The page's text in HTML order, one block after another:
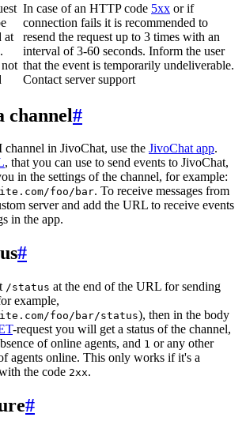
at
In case of an HTTP code 5xx or if
connection fails it is recommended to
resend the request up to 3 times with an
interval of 3-60 seconds. Inform the user
that the event is temporarily undeliverable.
Contact server support
channel#
channel in JivoChat, use the JivoChat app.
, that you can use to send events to JivoChat,
in the settings of the channel, for example:
foo/bar. To receive messages from
server and add the URL to receive events
in the app.
#
/status at the end of the URL for sending
example,
foo/bar/status), then in the body
-request you will get a status of the channel,
of online agents, and 1 or any other
agents online. This only works if it's a
the code 2xx.
#